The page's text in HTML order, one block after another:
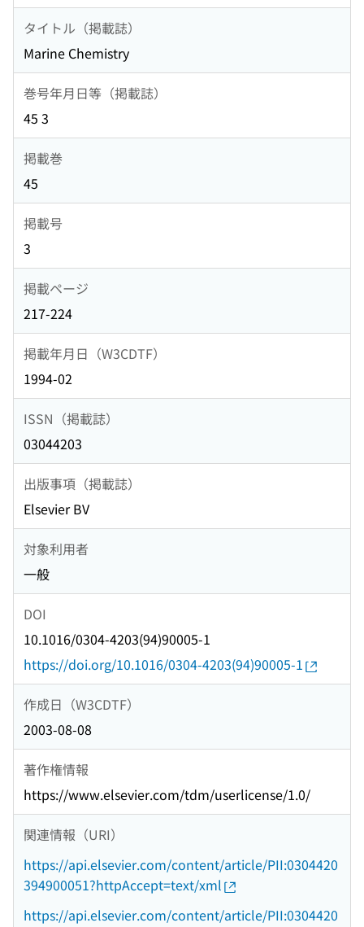
タイトル（掲載誌）
Marine Chemistry
巻号年月日等（掲載誌）
45 3
掲載巻
45
掲載号
3
掲載ページ
217-224
掲載年月日（W3CDTF）
1994-02
ISSN（掲載誌）
03044203
出版事項（掲載誌）
Elsevier BV
対象利用者
一般
DOI
10.1016/0304-4203(94)90005-1
https://doi.org/10.1016/0304-4203(94)90005-1
作成日（W3CDTF）
2003-08-08
著作権情報
https://www.elsevier.com/tdm/userlicense/1.0/
関連情報（URI）
https://api.elsevier.com/content/article/PII:0304420
394900051?httpAccept=text/xml
https://api.elsevier.com/content/article/PII:0304420